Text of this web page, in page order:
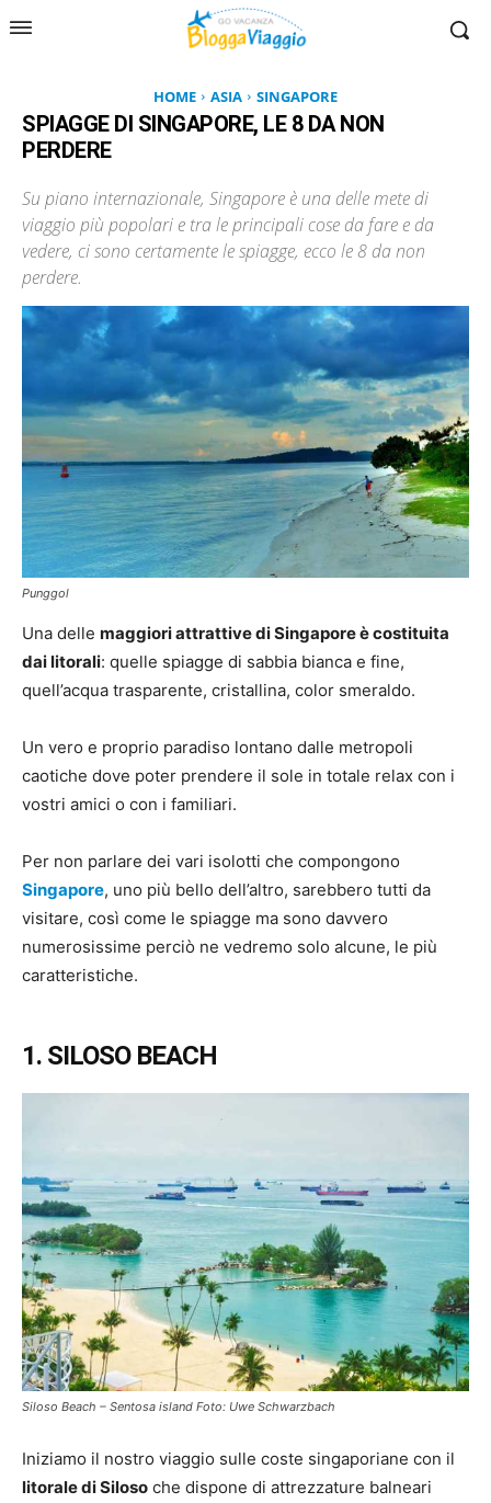
HOME ASIA SINGAPORE
SPIAGGE DI SINGAPORE, LE 8 DA NON
PERDERE
Su piano internazionale, Singapore è una delle mete di
viaggio più popolari e tra le principali cose da fare e da
vedere, ci sono certamente le spiagge, ecco le 8 da non
perdere.
Punggol
Una delle maggiori attrattive di Singapore è costituita
dai litorali: quelle spiagge di sabbia bianca e fine,
quell’acqua trasparente, cristallina, color smeraldo.
Un vero e proprio paradiso lontano dalle metropoli
caotiche dove poter prendere il sole in totale relax con i
vostri amici o con i familiari.
Per non parlare dei vari isolotti che compongono
Singapore, uno più bello dell’altro, sarebbero tutti da
visitare, così come le spiagge ma sono davvero
numerosissime perciò ne vedremo solo alcune, le più
caratteristiche.
1. SILOSO BEACH
Siloso Beach – Sentosa island Foto: Uwe Schwarzbach
Iniziamo il nostro viaggio sulle coste singaporiane con il
litorale di Siloso che dispone di attrezzature balneari